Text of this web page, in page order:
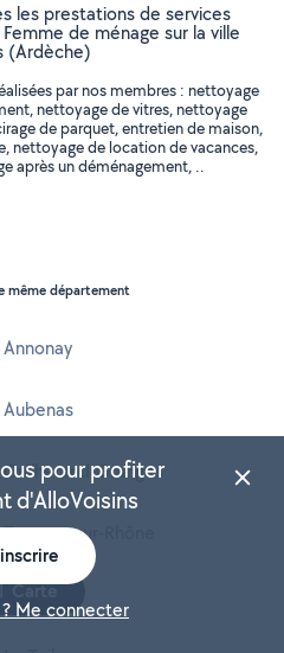
les prestations de services
de ménage sur la ville
(Ardèche)
par nos membres : nettoyage
nettoyage de vitres, nettoyage
de parquet, entretien de maison,
nettoyage de location de vacances,
après un déménagement, ..
même département
Guilherand-Granges
sur-Rhône
Carte
pour profiter
d'AlloVoisins
Me connecter